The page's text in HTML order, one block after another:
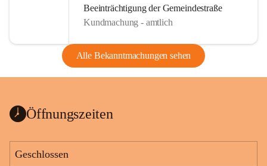
Beeinträchtigung der Gemeindestraße
Kundmachung - amtlich
Alle Bekanntmachungen sehen
Öffnungszeiten
Geschlossen